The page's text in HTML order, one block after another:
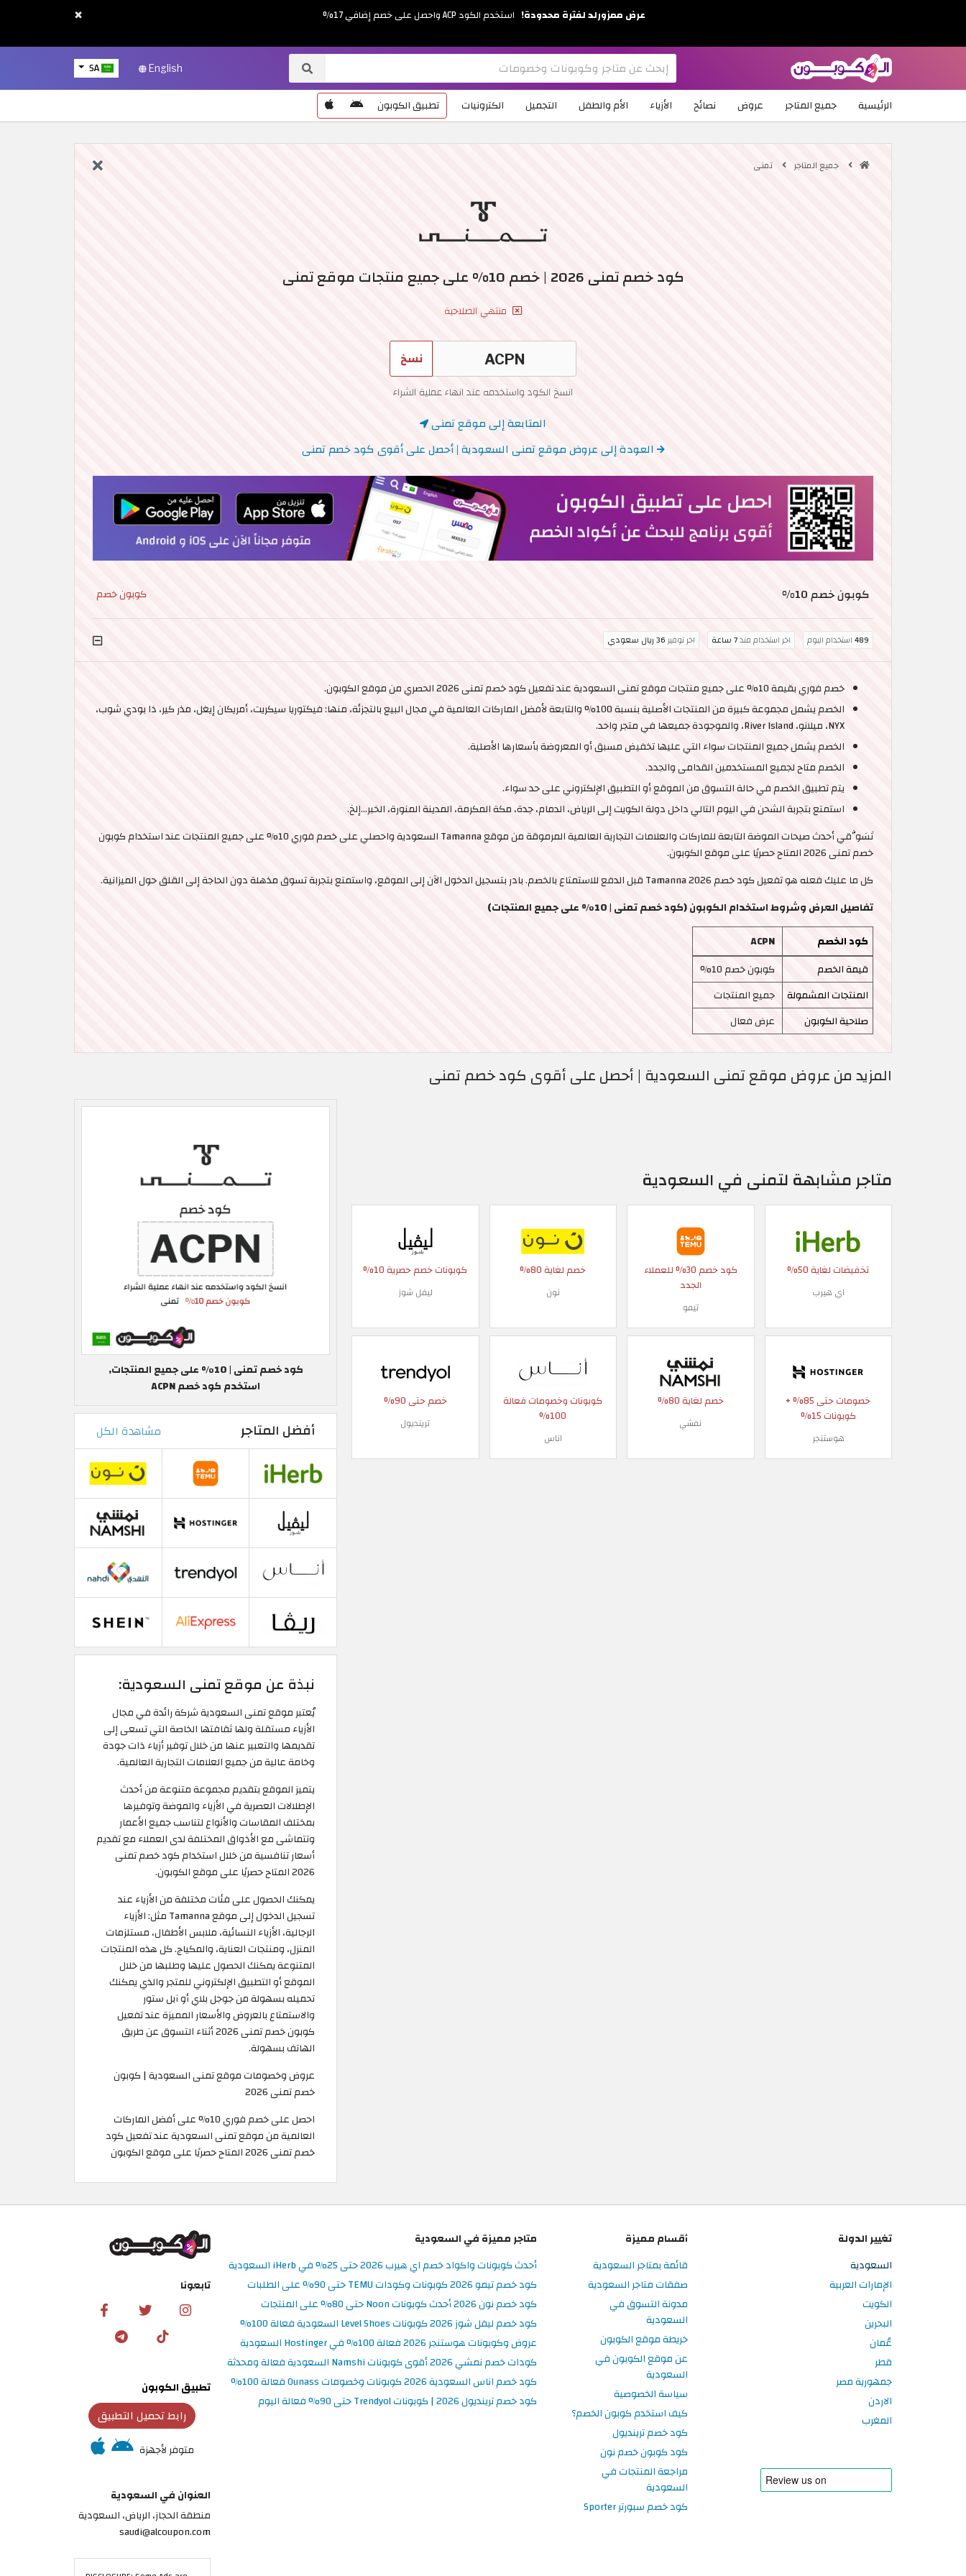
SA English
الرئيسية جميع المتاجر عروض نصائح الأزياء الأم والطفل التجميل الكترونيات تطبيق الكوبون
جميع المتاجر تمنى
كود خصم تمنى 2026 | خصم 10% على جميع منتجات موقع تمنى
منتهي الصلاحية
نسخ
انسخ الكود واستخدمه عند انهاء عملية الشراء
المتابعة إلى موقع تمنى
العودة إلى عروض موقع تمنى السعودية | أحصل على أقوى كود خصم تمنى
كوبون خصم 10% كوبون خصم
489استخدام اليوم اخر استخدام منذ7 ساعة اخر توفير36 ريال سعودي
خصم فوري بقيمة 10% على جميع منتجات موقع تمنى السعودية عند تفعيل كود خصم تمنى 2026 الحصري من موقع الكوبون.
الخصم يشمل مجموعة كبيرة من المنتجات الأصلية بنسبة 100% والتابعة لأفضل الماركات العالمية في مجال البيع بالتجزئة، منها: فيكتوريا سيكريت، أمريكان إيغل، مذر كير، ذا بودي شوب،
NYX، ميلانو، River Island، والموجودة جميعها في متجر واحد.
الخصم يشمل جميع المنتجات سواء التي عليها تخفيض مسبق أو المعروضة بأسعارها الأصلية.
الخصم متاح لجميع المستخدمين القدامى والجدد.
يتم تطبيق الخصم في حالة التسوق من الموقع أو التطبيق الإلكتروني على حد سواء.
استمتع بتجربة الشحن في اليوم التالي داخل دولة الكويت إلى الرياض، الدمام، جدة، مكة المكرمة، المدينة المنورة، الخبر…إلخ.
تَسَوَّقي أحدث صيحات الموضة التابعة للماركات والعلامات التجارية العالمية المرموقة من موقع Tamanna السعودية واحصلي على خصم فوري 10% على جميع المنتجات عند استخدام كوبون
خصم تمنى 2026 المتاح حصريًا على موقع الكوبون.
كل ما عليك فعله هو تفعيل كود خصم Tamanna 2026 قبل الدفع للاستمتاع بالخصم. بادر بتسجيل الدخول الآن إلى الموقع، واستمتع بتجربة تسوق مذهلة دون الحاجة إلى القلق حول الميزانية.
تفاصيل العرض وشروط استخدام الكوبون (كود خصم تمنى | 10% على جميع المنتجات)
كود الخصم
ACPN
قيمة الخصم
كوبون خصم 10%
المنتجات المشمولة
جميع المنتجات
صلاحية الكوبون
عرض فعال
المزيد من عروض موقع تمنى السعودية | أحصل على أقوى كود خصم تمنى
متاجر مشابهة لتمنى في السعودية
تخفيضات لغاية 50%
اي هيرب
كود خصم 30% للعملاء
الجدد
تيمو
خصم لغاية 80%
نون
كوبونات خصم حصرية 10%
ليفل شوز
خصومات حتى 85% +
كوبونات 15%
هوستنجر
خصم لغاية 80%
نمشي
كوبونات وخصومات فعالة
100%
اناس
خصم حتى 90%
ترينديول
كود خصم تمنى | 10% على جميع المنتجات,
استخدم كود خصم ACPN
أفضل المتاجر مشاهدة الكل
نبذة عن موقع تمنى السعودية:
يُعتبر موقع تمنى السعودية شركة رائدة في مجال
الأزياء مستقلة ولها ثقافتها الخاصة التي تسعى إلى
تقديمها والتعبير عنها من خلال توفير أزياء ذات جودة
وخامة عالية من جميع العلامات التجارية العالمية.
يتميز الموقع بتقديم مجموعة متنوعة من أحدث
الإطلالات العصرية في الأزياء والموضة وتوفيرها
بمختلف المقاسات والأنواع لتناسب جميع الأعمار
وتتماشى مع الأذواق المختلفة لدى العملاء مع تقديم
أسعار تنافسية من خلال استخدام كود خصم تمنى
2026 المتاح حصريًا على موقع الكوبون.
يمكنك الحصول على فئات مختلفة من الأزياء عند
تسجيل الدخول إلى موقع Tamanna مثل: الأزياء
الرجالية، الأزياء النسائية، ملابس الأطفال، مستلزمات
المنزل، ومنتجات العناية، والمكياج. كل هذه المنتجات
المتنوعة يمكنك الحصول عليها وطلبها من خلال
الموقع أو التطبيق الإلكتروني للمتجر والذي يمكنك
تحميله بسهولة من جوجل بلاي أو آبل ستور
والاستمتاع بالعروض والأسعار المميزة عند تفعيل
كوبون خصم تمنى 2026 أثناء التسوق عن طريق
الهاتف بسهولة.
عروض وخصومات موقع تمنى السعودية | كوبون
خصم تمنى 2026
احصل على خصم فوري 10% على أفضل الماركات
العالمية من موقع تمنى السعودية عند تفعيل كود
خصم تمنى 2026 المتاح حصريًا على موقع الكوبون
تغيير الدولة
السعودية
الإمارات العربية
الكويت
البحرين
عُمان
قطر
جمهورية مصر
الاردن
المغرب
أقسام مميزة
قائمة بمتاجر السعودية
صفقات متاجر السعودية
مدونة التسوق في
السعودية
خريطة موقع الكوبون
عن موقع الكوبون في
السعودية
سياسة الخصوصية
كيف استخدم كوبون الخصم؟
كود خصم ترينديول
كود كوبون خصم نون
مراجعة المنتجات في
السعودية
كود خصم سبورتر Sporter
متاجر مميزة في السعودية
أحدث كوبونات واكواد خصم اي هيرب 2026 حتى 25% في iHerb السعودية
كود خصم تيمو 2026 كوبونات وكودات TEMU حتى 90% على الطلبات
كود خصم نون 2026 أحدث كوبونات Noon حتى 80% على المنتجات
كود خصم ليفل شوز 2026 كوبونات Level Shoes السعودية فعالة 100%
عروض وكوبونات هوستنجر 2026 فعالة 100% في Hostinger السعودية
كودات خصم نمشي 2026 أقوى كوبونات Namshi السعودية فعالة ومحدثة
كود خصم اناس السعودية 2026 كوبونات وخصومات Ounass فعالة 100%
كود خصم ترينديول 2026 | كوبونات Trendyol حتى 90% فعالة اليوم
تابعونا
تطبيق الكوبون
رابط تحميل التطبيق
متوفر لأجهزة
العنوان في السعودية
منطقة الحجاز، الرياض، السعودية
saudi@alcoupon.com
× عرض ممزورلد لفترة محدودة! استخدم الكود ACP واحصل على خصم إضافي 17%